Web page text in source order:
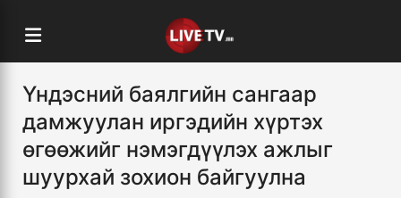
Үндэсний баялгийн сангаар
дамжуулан иргэдийн хүртэх
өгөөжийг нэмэгдүүлэх ажлыг
шуурхай зохион байгуулна